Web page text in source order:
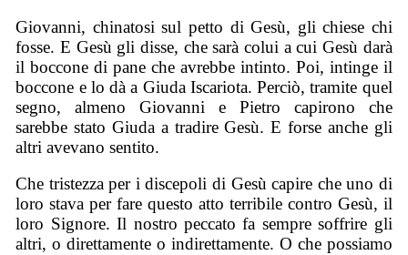
Giovanni, chinatosi sul petto di Gesù, gli chiese chi
fosse. E Gesù gli disse, che sarà colui a cui Gesù darà
il boccone di pane che avrebbe intinto. Poi, intinge il
boccone e lo dà a Giuda Iscariota. Perciò, tramite quel
segno, almeno Giovanni e Pietro capirono che
sarebbe stato Giuda a tradire Gesù. E forse anche gli
altri avevano sentito.
Che tristezza per i discepoli di Gesù capire che uno di
loro stava per fare questo atto terribile contro Gesù, il
loro Signore. Il nostro peccato fa sempre soffrire gli
altri, o direttamente o indirettamente. O che possiamo